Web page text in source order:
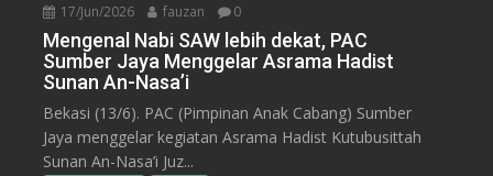
17/Jun/2026 fauzan 0
Mengenal Nabi SAW lebih dekat, PAC
Sumber Jaya Menggelar Asrama Hadist
Sunan An-Nasa’i
Bekasi (13/6). PAC (Pimpinan Anak Cabang) Sumber
Jaya menggelar kegiatan Asrama Hadist Kutubusittah
Sunan An-Nasa’i Juz...